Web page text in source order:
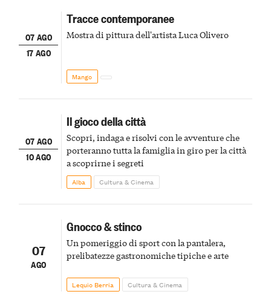
07 AGO
17 AGO
Tracce contemporanee
Mostra di pittura dell'artista Luca Olivero
Mango
07 AGO
10 AGO
Il gioco della città
Scopri, indaga e risolvi con le avventure che
porteranno tutta la famiglia in giro per la città
a scoprirne i segreti
Alba Cultura & Cinema
07
AGO
Gnocco & stinco
Un pomeriggio di sport con la pantalera,
prelibatezze gastronomiche tipiche e arte
Lequio Berria Cultura & Cinema